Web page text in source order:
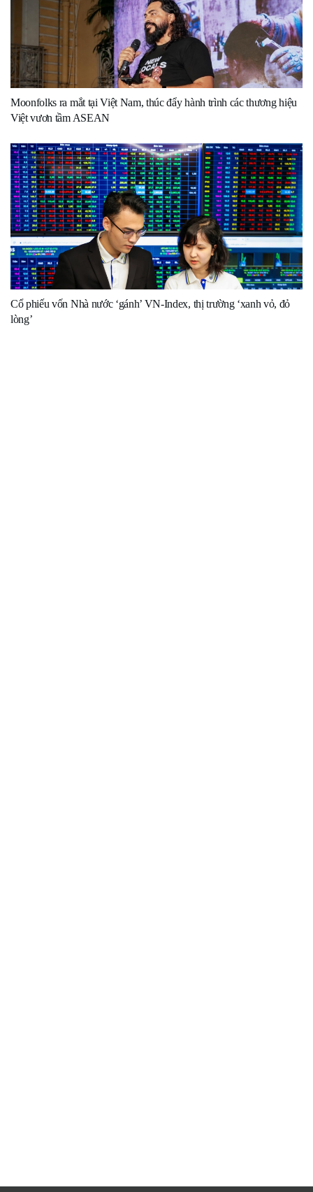
Moonfolks ra mắt tại Việt Nam, thúc đẩy hành trình các thương hiệu
Việt vươn tầm ASEAN
Cổ phiếu vốn Nhà nước ‘gánh’ VN-Index, thị trường ‘xanh vỏ, đỏ
lòng’